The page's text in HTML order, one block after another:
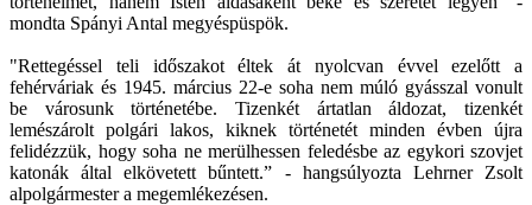
mondta Spányi Antal megyéspüspök.
"Rettegéssel teli időszakot éltek át nyolcvan évvel ezelőtt a
fehérváriak és 1945. március 22-e soha nem múló gyásszal vonult
be városunk történetébe. Tizenkét ártatlan áldozat, tizenkét
lemészárolt polgári lakos, kiknek történetét minden évben újra
felidézzük, hogy soha ne merülhessen feledésbe az egykori szovjet
katonák által elkövetett bűntett.” - hangsúlyozta Lehrner Zsolt
alpolgármester a megemlékezésen.